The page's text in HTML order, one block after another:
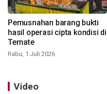
Pemusnahan barang bukti
hasil operasi cipta kondisi di
Ternate
Rabu, 1 Juli 2026
Video